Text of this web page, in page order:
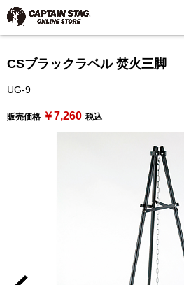
CSブラックラベル 焚火三脚
UG-9
販売価格 ￥7,260 税込